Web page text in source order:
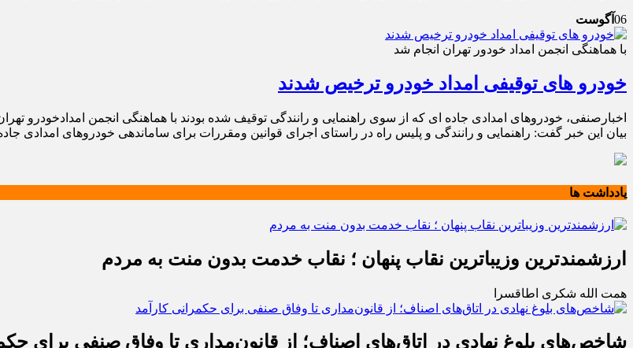
06آگوست
با هماهنگی انجمن امداد خودور تهران انجام شد
خودرو های توقیفی امداد خودرو ترخیص شدند
اخبارصنفی، خودروهای امدادی جاده ای که از سوی راهنمایی و رانندگی توقیف شده بودند با هماهنگی انجمن امدادخودرو
بیان این خبر گفت: راهنمایی و رانندگی و پلیس راه در راستای اجرای قوانین ومقررات برای ساماندهی خودروهای امدادی
یادداشت ها
ارزشمندترین وزیباترین نقاب پنهان ؛ نقاب خدمت بدون منت به مردم
همت الله شکری اطاقسرا
شاخص‌های بلوغ نهادی در اتاق‌های اصناف؛ از قانون‌مداری تا وفاق صنفی برای